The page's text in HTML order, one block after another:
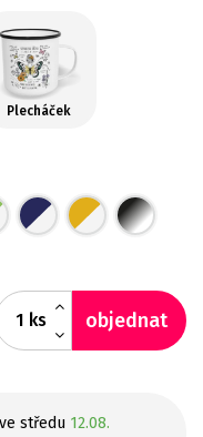
Plecháček
ks objednat
středu 12.08.